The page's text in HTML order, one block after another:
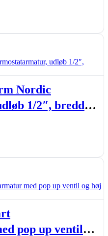
Nordic
1/2″, bredde
pop up ventil